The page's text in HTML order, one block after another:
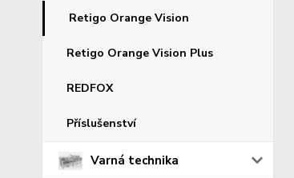
Retigo Orange Vision
Retigo Orange Vision Plus
REDFOX
Příslušenství
Varná technika